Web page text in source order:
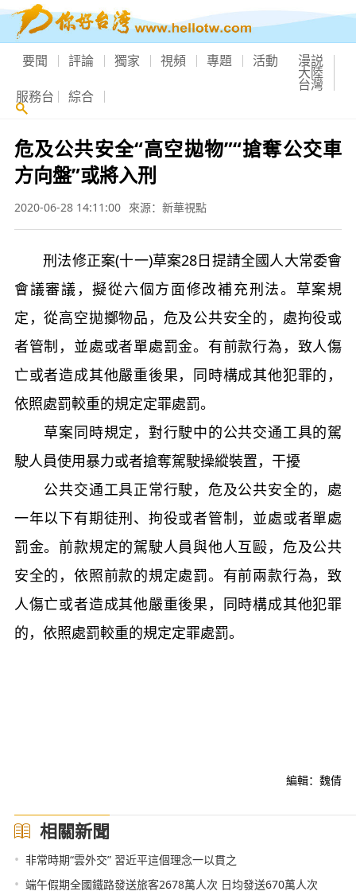
要聞 評論 獨家 視頻 專題 活動 漫説
大陸
台灣
服務台 綜合
危及公共安全“高空拋物”“搶奪公交車
方向盤”或將入刑
2020-06-28 14:11:00 來源：新華視點
刑法修正案(十一)草案28日提請全國人大常委會
會議審議，擬從六個方面修改補充刑法。草案規
定，從高空拋擲物品，危及公共安全的，處拘役或
者管制，並處或者單處罰金。有前款行為，致人傷
亡或者造成其他嚴重後果，同時構成其他犯罪的，
依照處罰較重的規定定罪處罰。
草案同時規定，對行駛中的公共交通工具的駕
駛人員使用暴力或者搶奪駕駛操縱裝置，干擾
公共交通工具正常行駛，危及公共安全的，處
一年以下有期徒刑、拘役或者管制，並處或者單處
罰金。前款規定的駕駛人員與他人互毆，危及公共
安全的，依照前款的規定處罰。有前兩款行為，致
人傷亡或者造成其他嚴重後果，同時構成其他犯罪
的，依照處罰較重的規定定罪處罰。
編輯：魏倩
相關新聞
• 非常時期“雲外交” 習近平這個理念一以貫之
• 端午假期全國鐵路發送旅客2678萬人次 日均發送670萬人次